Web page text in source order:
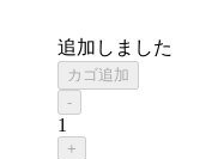
追加しました
カゴ追加
-
1
+